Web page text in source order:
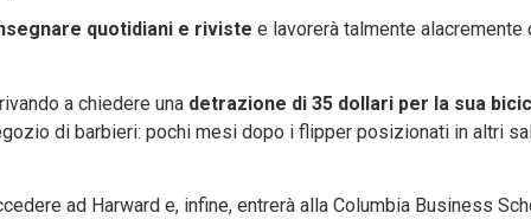
quotidiani e riviste e lavorerà talmente alacremente
a chiedere una detrazione di 35 dollari per la sua
di barbieri: pochi mesi dopo i flipper posizionati in altri
ad Harward e, infine, entrerà alla Columbia Business